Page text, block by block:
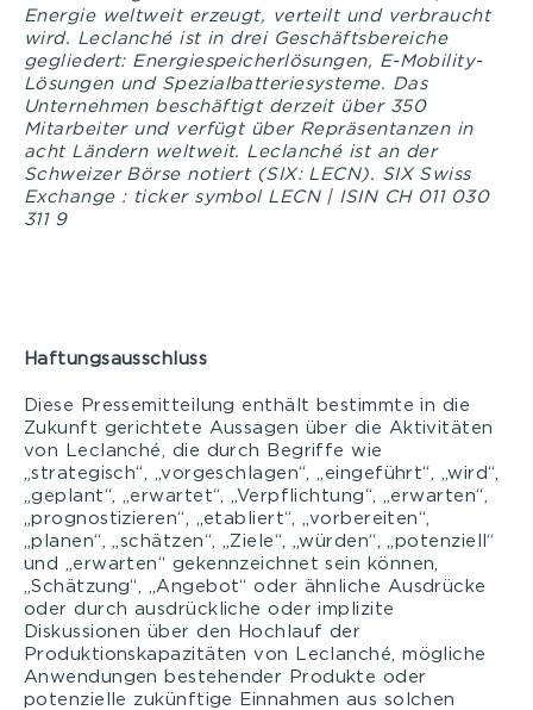
Energie weltweit erzeugt, verteilt und verbraucht
wird. Leclanché ist in drei Geschäftsbereiche
gegliedert: Energiespeicherlösungen, E-Mobility-
Lösungen und Spezialbatteriesysteme. Das
Unternehmen beschäftigt derzeit über 350
Mitarbeiter und verfügt über Repräsentanzen in
acht Ländern weltweit. Leclanché ist an der
Schweizer Börse notiert (SIX: LECN). SIX Swiss
Exchange : ticker symbol LECN | ISIN CH 011 030
311 9
Haftungsausschluss
Diese Pressemitteilung enthält bestimmte in die
Zukunft gerichtete Aussagen über die Aktivitäten
von Leclanché, die durch Begriffe wie
„strategisch“, „vorgeschlagen“, „eingeführt“, „wird“,
„geplant“, „erwartet“, „Verpflichtung“, „erwarten“,
„prognostizieren“, „etabliert“, „vorbereiten“,
„planen“, „schätzen“, „Ziele“, „würden“, „potenziell“
und „erwarten“ gekennzeichnet sein können,
„Schätzung“, „Angebot“ oder ähnliche Ausdrücke
oder durch ausdrückliche oder implizite
Diskussionen über den Hochlauf der
Produktionskapazitäten von Leclanché, mögliche
Anwendungen bestehender Produkte oder
potenzielle zukünftige Einnahmen aus solchen